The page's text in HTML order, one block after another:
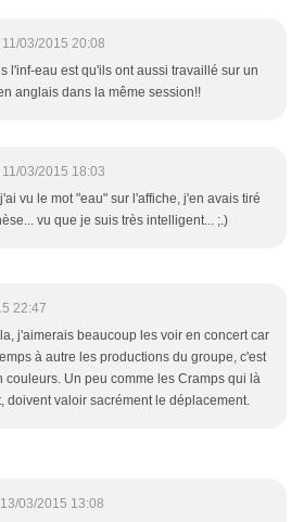
11/03/2015 20:08
l'inf-eau est qu'ils ont aussi travaillé sur un
anglais dans la même session!!
11/03/2015 18:03
vu le mot "eau" sur l'affiche, j'en avais tiré
vu que je suis très intelligent... ;.)
22:47
j'aimerais beaucoup les voir en concert car
à autre les productions du groupe, c'est
couleurs. Un peu comme les Cramps qui là
doivent valoir sacrément le déplacement.
13/03/2015 13:08